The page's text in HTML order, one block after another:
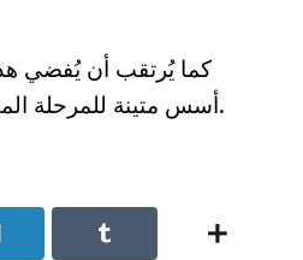
كما يُرتقب أن يُفضي
أسس متينة للمرحلة المقبلة، بهدف تعزيز أداء الكرة الطائرة الجزائرية على كافة المستويات.